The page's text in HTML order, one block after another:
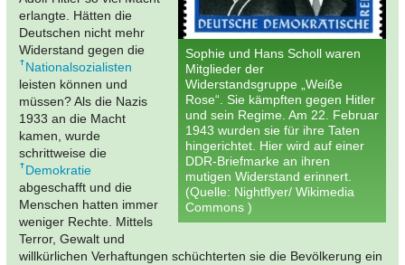
Sophie und Hans Scholl waren
Mitglieder der
Widerstandsgruppe „Weiße
Rose“. Sie kämpften gegen Hitler
und sein Regime. Am 22. Februar
1943 wurden sie für ihre Taten
hingerichtet. Hier wird auf einer
DDR-Briefmarke an ihren
mutigen Widerstand erinnert.
(Quelle: Nightflyer/ Wikimedia
Commons )
erlangte. Hätten die
Deutschen nicht mehr
Widerstand gegen die
Nationalsozialisten
leisten können und
müssen? Als die Nazis
1933 an die Macht
kamen, wurde
schrittweise die
Demokratie
abgeschafft und die
Menschen hatten immer
weniger Rechte. Mittels
Terror, Gewalt und
willkürlichen Verhaftungen schüchterten sie die Bevölkerung ein